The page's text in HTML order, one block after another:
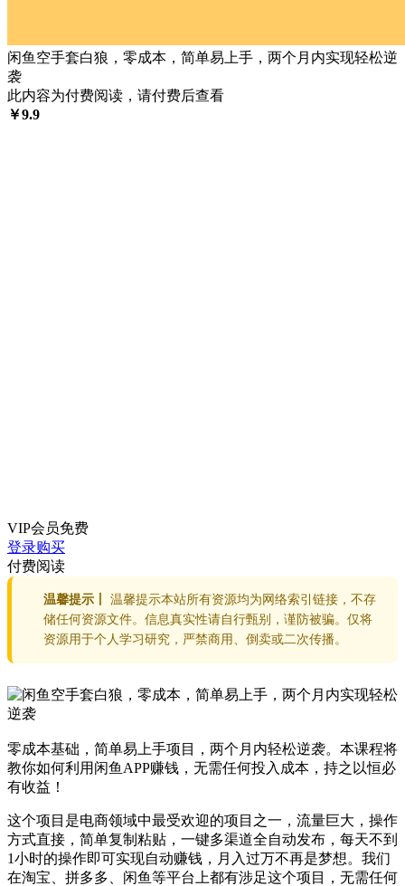
闲鱼空手套白狼，零成本，简单易上手，两个月内实现轻松逆
袭
此内容为付费阅读，请付费后查看
￥9.9
VIP会员免费
登录购买
付费阅读
温馨提示丨
温馨提示本站所有资源均为网络索引链接，不存
储任何资源文件。信息真实性请自行甄别，谨防被骗。仅将
资源用于个人学习研究，严禁商用、倒卖或二次传播。
零成本基础，简单易上手项目，两个月内轻松逆袭。本课程将
教你如何利用闲鱼APP赚钱，无需任何投入成本，持之以恒必
有收益！
这个项目是电商领域中最受欢迎的项目之一，流量巨大，操作
方式直接，简单复制粘贴，一键多渠道全自动发布，每天不到
1小时的操作即可实现自动赚钱，月入过万不再是梦想。我们
在淘宝、拼多多、闲鱼等平台上都有涉足这个项目，无需任何